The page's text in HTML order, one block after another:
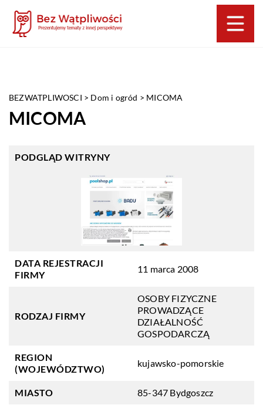
BEZWATPLIWOSCI > Dom i ogród > MICOMA
MICOMA
PODGLĄD WITRYNY
DATA REJESTRACJI
FIRMY
11 marca 2008
RODZAJ FIRMY
OSOBY FIZYCZNE
PROWADZĄCE
DZIAŁALNOŚĆ
GOSPODARCZĄ
REGION
(WOJEWÓDZTWO)
kujawsko-pomorskie
MIASTO 85-347 Bydgoszcz